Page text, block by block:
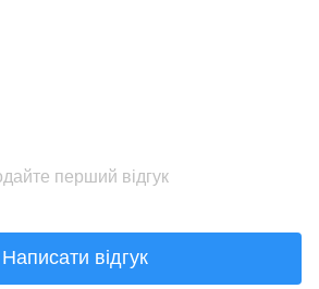
перший відгук
Написати відгук